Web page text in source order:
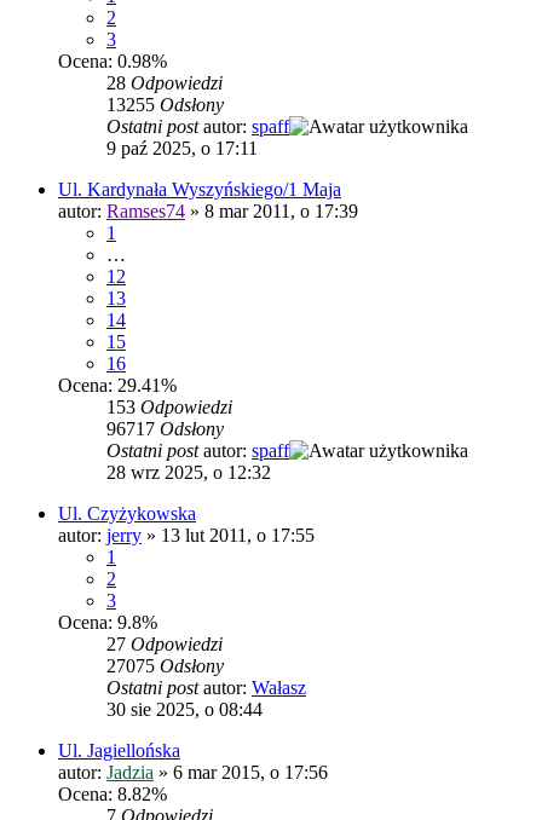
2
3
Ocena: 0.98%
28 Odpowiedzi
13255 Odsłony
Ostatni postautor: spaff
9 paź 2025, o 17:11
Ul. Kardynała Wyszyńskiego/1 Maja
autor: Ramses74 » 8 mar 2011, o 17:39
1
…
12
13
14
15
16
Ocena: 29.41%
153 Odpowiedzi
96717 Odsłony
Ostatni postautor: spaff
28 wrz 2025, o 12:32
Ul. Czyżykowska
autor: jerry » 13 lut 2011, o 17:55
1
2
3
Ocena: 9.8%
27 Odpowiedzi
27075 Odsłony
Ostatni postautor: Wałasz
30 sie 2025, o 08:44
Ul. Jagiellońska
autor: Jadzia » 6 mar 2015, o 17:56
Ocena: 8.82%
7 Odpowiedzi